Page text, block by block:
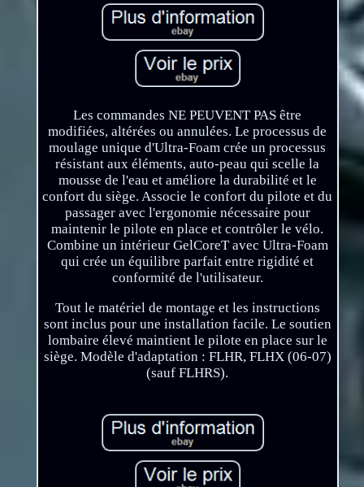
Les commandes NE PEUVENT PAS être
modifiées, altérées ou annulées. Le processus de
moulage unique d'Ultra-Foam crée un processus
résistant aux éléments, auto-peau qui scelle la
mousse de l'eau et améliore la durabilité et le
confort du siège. Associe le confort du pilote et du
passager avec l'ergonomie nécessaire pour
maintenir le pilote en place et contrôler le vélo.
Combine un intérieur GelCoreT avec Ultra-Foam
qui crée un équilibre parfait entre rigidité et
conformité de l'utilisateur.
Tout le matériel de montage et les instructions
sont inclus pour une installation facile. Le soutien
lombaire élevé maintient le pilote en place sur le
siège. Modèle d'adaptation : FLHR, FLHX (06-07)
(sauf FLHRS).